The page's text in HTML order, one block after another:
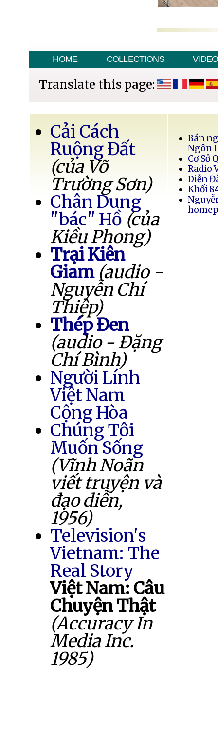
HOME COLLECTIONS VIDEO
Translate this page:
Cải Cách
Ruộng Đất
(của Võ
Trường Sơn)
Chân Dung
"bác" Hồ (của
Kiều Phong)
Trại Kiên
Giam (audio -
Nguyễn Chí
Thiệp)
Thép Đen
(audio - Đặng
Chí Bình)
Người Lính
Việt Nam
Cộng Hòa
Chúng Tôi
Muốn Sống
(Vĩnh Noãn
viết truyện và
đạo diễn,
1956)
Television's
Vietnam: The
Real Story
Việt Nam: Câu
Chuyện Thật
(Accuracy In
Media Inc.
1985)
Bán
Ngôn
Cơ Sở
Radio
Diễn
Khối